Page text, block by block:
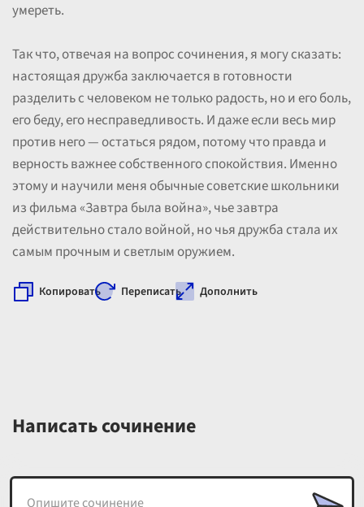
умереть.
Так что, отвечая на вопрос сочинения, я могу сказать:
настоящая дружба заключается в готовности
разделить с человеком не только радость, но и его боль,
его беду, его несправедливость. И даже если весь мир
против него — остаться рядом, потому что правда и
верность важнее собственного спокойствия. Именно
этому и научили меня обычные советские школьники
из фильма «Завтра была война», чье завтра
действительно стало войной, но чья дружба стала их
самым прочным и светлым оружием.
Копировать Переписать Дополнить
Написать сочинение